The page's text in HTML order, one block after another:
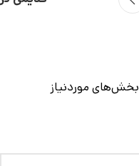
بخش‌های موردنیاز